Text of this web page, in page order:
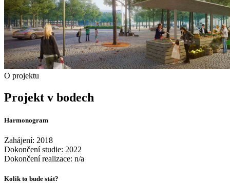
O projektu
Projekt v bodech
Harmonogram
Zahájení: 2018
Dokončení studie: 2022
Dokončení realizace: n/a
Kolik to bude stát?